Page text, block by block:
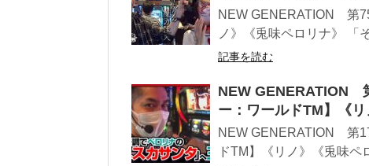
NEW GENERATION 第
ノ》《兎味ペロリナ》 「
記事を読む
NEW GENERATION
ー：ワールドTM】《リ
NEW GENERATION 第
ドTM】《リノ》《兎味ペ